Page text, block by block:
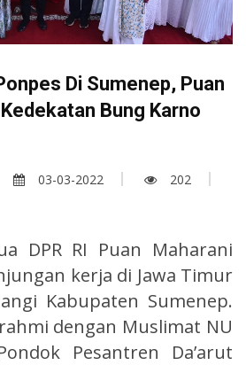
Di Sumenep, Puan
Bung Karno
03-03-2022
202
DPR RI Puan Maharani
kerja di Jawa Timur
Kabupaten Sumenep.
dengan Muslimat NU
Pesantren Da’arut